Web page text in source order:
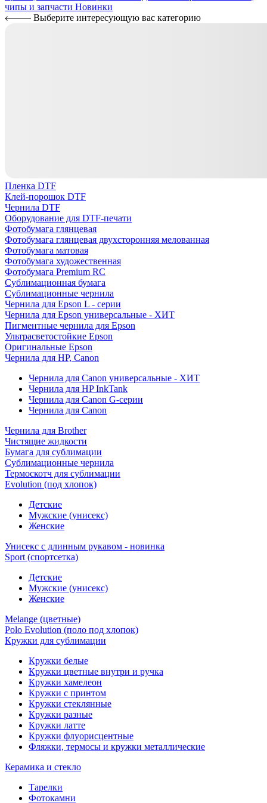
чипы и запчасти Новинки
Выберите интересующую вас категорию
Пленка DTF
Клей-порошок DTF
Чернила DTF
Оборудование для DTF-печати
Фотобумага глянцевая
Фотобумага глянцевая двухсторонняя мелованная
Фотобумага матовая
Фотобумага художественная
Фотобумага Premium RC
Сублимационная бумага
Сублимационные чернила
Чернила для Epson L - серии
Чернила для Epson универсальные - ХИТ
Пигментные чернила для Epson
Ультрасветостойкие Epson
Оригинальные Epson
Чернила для HP, Canon
Чернила для Canon универсальные - ХИТ
Чернила для HP InkTank
Чернила для Canon G-серии
Чернила для Canon
Чернила для Brother
Чистящие жидкости
Бумага для сублимации
Сублимационные чернила
Термоскотч для сублимации
Evolution (под хлопок)
Детские
Мужские (унисекс)
Женские
Унисекс с длинным рукавом - новинка
Sport (спортсетка)
Детские
Мужские (унисекс)
Женские
Melange (цветные)
Polo Evolution (поло под хлопок)
Кружки для сублимации
Кружки белые
Кружки цветные внутри и ручка
Кружки хамелеон
Кружки c принтом
Кружки стеклянные
Кружки разные
Кружки латте
Кружки флуорисцентные
Фляжки, термосы и кружки металлические
Керамика и стекло
Тарелки
Фотокамни